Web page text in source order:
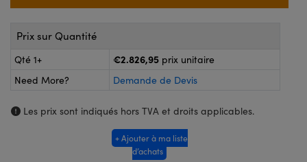
ou Coupleurs
de Poche ou à Mesure Directe
: Caméras
Optiques Lightpath
Labs™
Prix sur Quantité
Qté 1+ €2.826,95 prix unitaire
Need More?
Demande de Devis
Les prix sont indiqués hors TVA et droits applicables.
+ Ajouter à ma liste
d’achats